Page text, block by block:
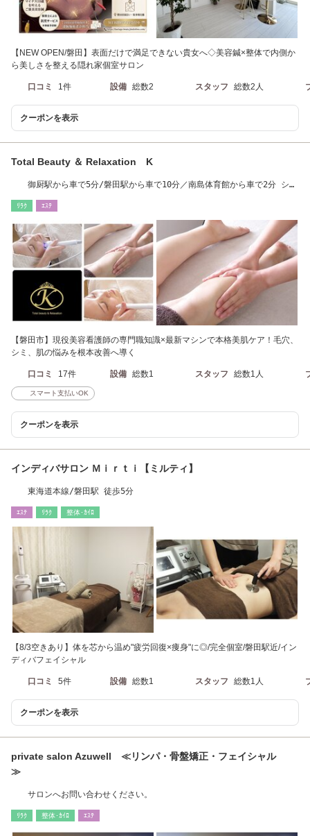
【NEW OPEN/磐田】表面だけで満足できない貴女へ◇美容鍼×整体で内側か
ら美しさを整える隠れ家個室サロン
口コミ 1件 設備 総数2 スタッフ 総数2人
クーポンを表示
Total Beauty ＆ Relaxation K
御厨駅から車で5分/磐田駅から車で10分／南島体育館から車で2分 シミ
ﾘﾗｸ ｴｽﾃ
【磐田市】現役美容看護師の専門職知識×最新マシンで本格美肌ケア！毛穴、
シミ、肌の悩みを根本改善へ導く
口コミ 17件 設備 総数1 スタッフ 総数1人
スマート支払いOK
クーポンを表示
インディバサロン Ｍｉｒｔｉ【ミルティ】
東海道本線/磐田駅 徒歩5分
ｴｽﾃ ﾘﾗｸ 整体･ｶｲﾛ
【8/3空きあり】体を芯から温め"疲労回復×痩身"に◎/完全個室/磐田駅近/イン
ディバフェイシャル
口コミ 5件 設備 総数1 スタッフ 総数1人
クーポンを表示
private salon Azuwell ≪リンパ・骨盤矯正・フェイシャル
≫
サロンへお問い合わせください。
ﾘﾗｸ 整体･ｶｲﾛ ｴｽﾃ